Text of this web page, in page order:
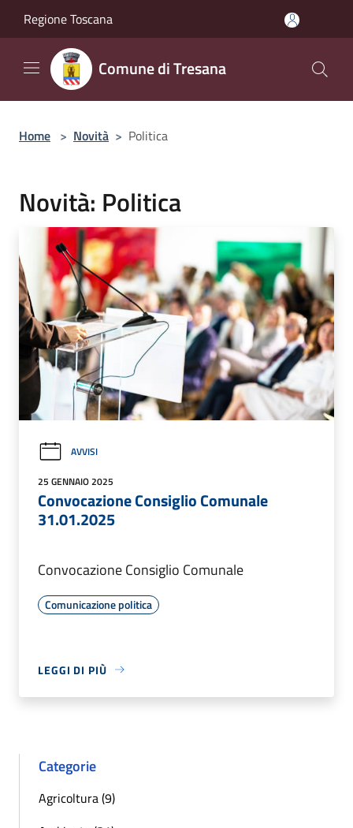
Regione Toscana
Comune di Tresana
Home > Novità > Politica
Novità: Politica
AVVISI
25 GENNAIO 2025
Convocazione Consiglio Comunale
31.01.2025
Convocazione Consiglio Comunale
Comunicazione politica
LEGGI DI PIÙ
Categorie
Agricoltura (9)